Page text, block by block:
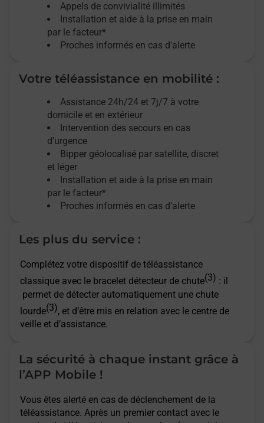
Appels de convivialité illimités
Installation et aide à la prise en main
par le facteur*
Proches informés en cas d'alerte
Votre téléassistance en mobilité :
Assistance 24h/24 et 7j/7 à votre
domicile et en extérieur
Intervention des secours en cas
d’urgence
Bipper géolocalisé par satellite, discret
et léger
Installation et aide à la prise en main
par le facteur*
Proches informés en cas d’alerte
Les plus du service :
Complétez votre dispositif de téléassistance
classique avec le bracelet détecteur de chute(3) : il
permet de détecter automatiquement une chute
lourde(3), et d’être mis en relation avec le centre de
veille et d’assistance.
La sécurité à chaque instant grâce à
l’APP Mobile !
Vous êtes alerté en cas de déclenchement de la
téléassistance. Après un premier contact avec le